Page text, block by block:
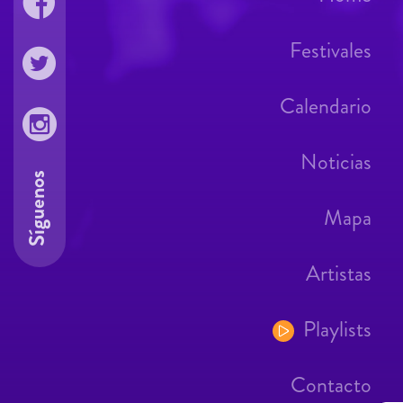
Festivales
Calendario
Noticias
Mapa
Artistas
Playlists
Contacto
Síguenos